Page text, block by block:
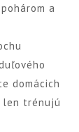
a
domácich
len trénujú